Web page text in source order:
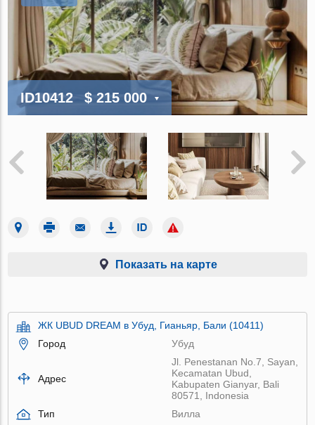
ID10412 $ 215 000
Показать на карте
ЖК UBUD DREAM в Убуд, Гианьяр, Бали (10411)
Город
Убуд
Адрес
Jl. Penestanan No.7, Sayan,
Kecamatan Ubud,
Kabupaten Gianyar, Bali
80571, Indonesia
Тип
Вилла